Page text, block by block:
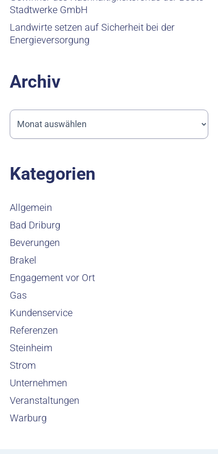
Stadtwerke GmbH
Landwirte setzen auf Sicherheit bei der
Energieversorgung
Archiv
Kategorien
Allgemein
Bad Driburg
Beverungen
Brakel
Engagement vor Ort
Gas
Kundenservice
Referenzen
Steinheim
Strom
Unternehmen
Veranstaltungen
Warburg